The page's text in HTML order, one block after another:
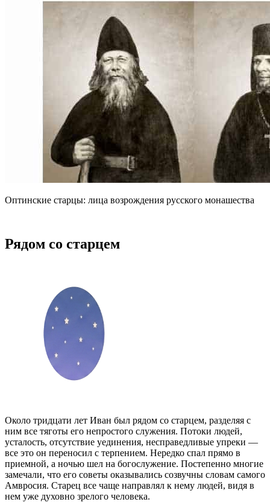
Оптинские старцы: лица возрождения русского монашества
Рядом со старцем
Около тридцати лет Иван был рядом со старцем, разделяя с
ним все тяготы его непростого служения. Потоки людей,
усталость, отсутствие уединения, несправедливые упреки —
все это он переносил с терпением. Нередко спал прямо в
приемной, а ночью шел на богослужение. Постепенно многие
замечали, что его советы оказывались созвучны словам самого
Амвросия. Старец все чаще направлял к нему людей, видя в
нем уже духовно зрелого человека.